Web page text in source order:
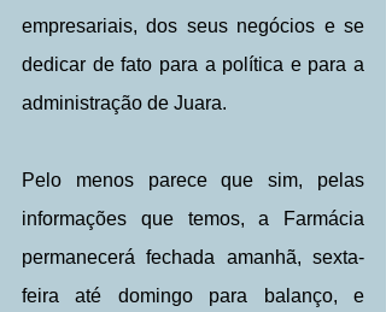
empresariais, dos seus negócios e se
dedicar de fato para a política e para a
administração de Juara.
Pelo menos parece que sim, pelas
informações que temos, a Farmácia
permanecerá fechada amanhã, sexta-
feira até domingo para balanço, e